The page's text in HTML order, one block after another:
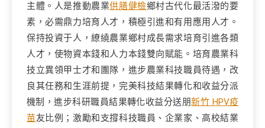
主體。人是推動農業供膳健檢鄉村古代化最活潑的要
素，必需鼎力培育人才，積極引進和有用應用人才。
保持投資于人，繚繞農業鄉村成長需求培育引進各類
人才，使物資本錢和人力本錢雙向賦能。培育農業科
技立異領甲士才和團隊，進步農業科技職員待遇，改
良其任務和生涯前提，完美科技結果轉化和收益分派
機制，進步科研職員結果轉化收益分送朋新竹 HPV疫
苗友比例；激勵和支撐科技職員、企業家、高校結業